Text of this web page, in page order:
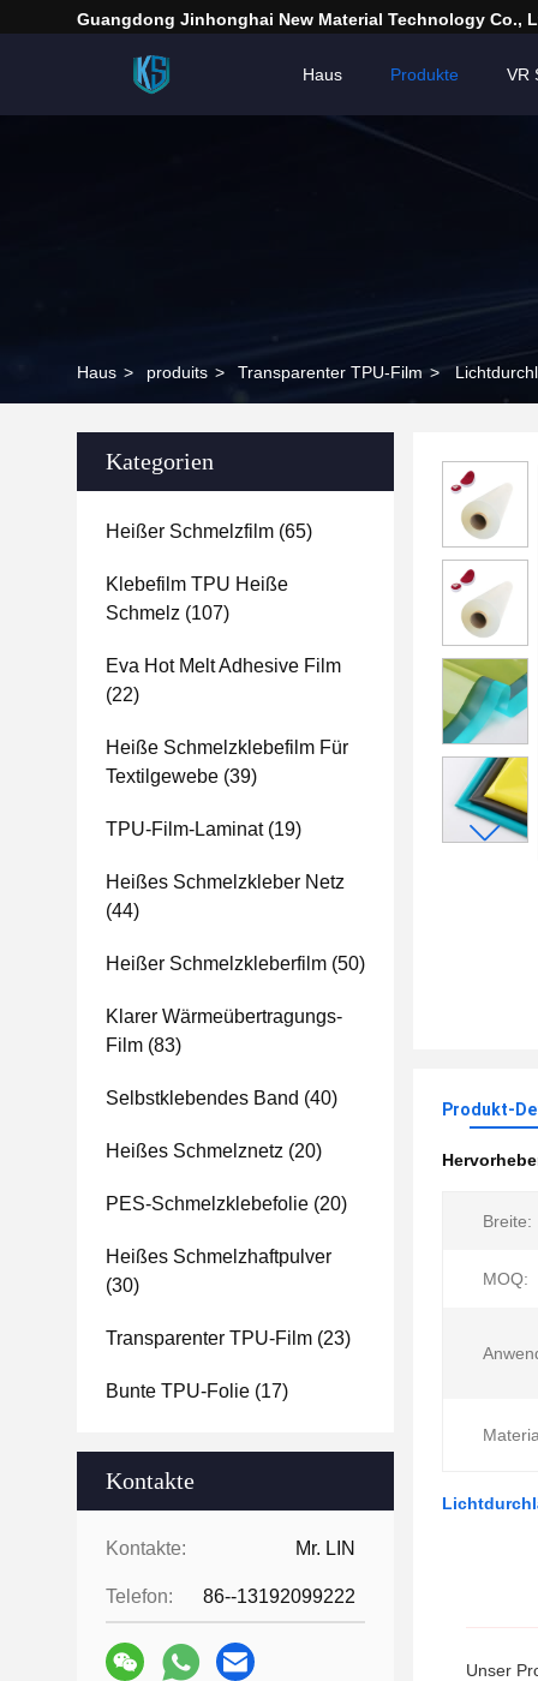
Guangdong Jinhonghai New Material Technology Co.,
Haus Produkte VR
Haus > produits > Transparenter TPU-Film >
Kategorien
Heißer Schmelzfilm (65)
Klebefilm TPU Heiße
Schmelz (107)
Eva Hot Melt Adhesive Film
(22)
Heiße Schmelzklebefilm Für
Textilgewebe (39)
TPU-Film-Laminat(19)
Heißes Schmelzkleber Netz
(44)
Heißer Schmelzkleberfilm (50)
Klarer Wärmeübertragungs-
Film (83)
Selbstklebendes Band (40)
Heißes Schmelznetz (20)
PES-Schmelzklebefolie (20)
Heißes Schmelzhaftpulver
(30)
Transparenter TPU-Film (23)
Bunte TPU-Folie (17)
Kontakte
Kontakte: Mr. LIN
Telefon: 86--13192099222
Produkt-
Breite:
MOQ:
Unser